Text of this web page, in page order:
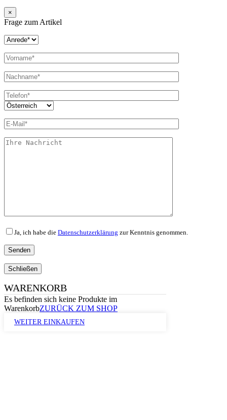
×
Frage zum Artikel
Ja, ich habe die Datenschutzerklärung zur Kenntnis genommen.
Schließen
WARENKORB
Es befinden sich keine Produkte im
WarenkorbZURÜCK ZUM SHOP
WEITER EINKAUFEN